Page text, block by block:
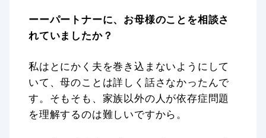
ーーパートナーに、お母様のことを相談さ
れていましたか？
私はとにかく夫を巻き込まないようにして
いて、母のことは詳しく話さなかったんで
す。そもそも、家族以外の人が依存症問題
を理解するのは難しいですから。